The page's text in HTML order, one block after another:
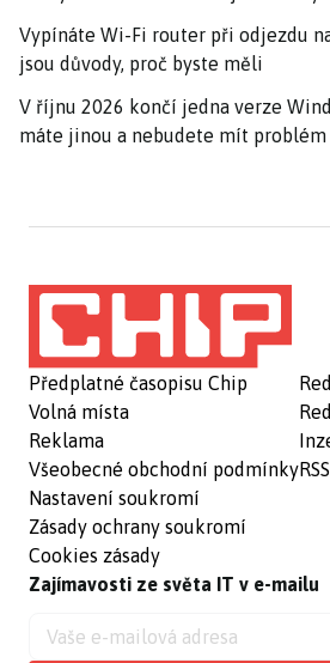
Vypínáte Wi-Fi router při odjezdu
jsou důvody, proč byste měli
V říjnu 2026 končí jedna verze
máte jinou a nebudete mít problém
Předplatné časopisu Chip
Volná místa
Reklama
Všeobecné obchodní podmínky
Nastavení soukromí
Zásady ochrany soukromí
Cookies zásady
RSS
Zajímavosti ze světa IT v e-mailu